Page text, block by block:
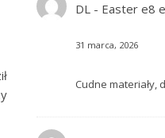
DL- Easter e8
31 marca, 2026
Cudne materiały,